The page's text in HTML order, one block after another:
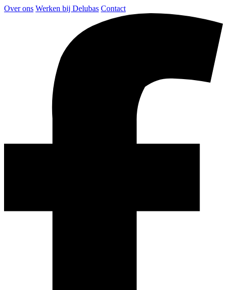
Over ons Werken bij Delubas Contact